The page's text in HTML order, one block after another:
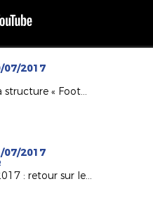
07/2017
Découvrez la structure « Foot5 Mobile FFF » !
07/2017
Beach Vert 2017 : retour sur les 4 étapes de la 1ère semaine !